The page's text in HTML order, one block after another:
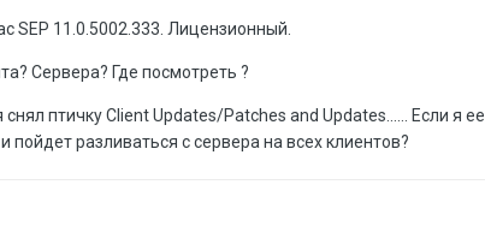
SEP 11.0.5002.333. Лицензионный.
Сервера? Где посмотреть ?
птичку Client Updates/Patches and Updates...... Если я ее
разливаться с сервера на всех клиентов?